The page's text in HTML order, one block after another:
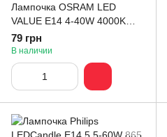
Лампочка OSRAM LED
VALUE E14 4-40W 4000K
220V P45 FILAMENT
79 грн
В наличии